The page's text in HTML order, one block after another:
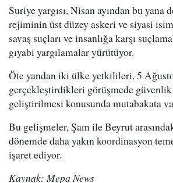
Suriye yargısı, Nisan ayından bu yana
rejiminin üst düzey askeri ve siyasi
savaş suçları ve insanlığa karşı
gıyabi yargılamalar yürütüyor.
Öte yandan iki ülke yetkilileri, 5
gerçekleştirdikleri görüşmede
geliştirilmesi konusunda mutabakata
Bu gelişmeler, Şam ile Beyrut
dönemde daha yakın koordinasyon
işaret ediyor.
Kaynak: Mepa News